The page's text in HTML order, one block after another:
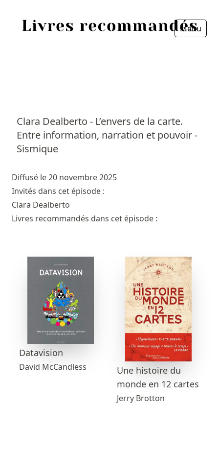
Menu
Clara Dealberto - L’envers de la carte.
Entre information, narration et pouvoir -
Sismique
Diffusé le 20 novembre 2025
Invités dans cet épisode :
Clara Dealberto
Livres recommandés dans cet épisode :
Datavision
David McCandless
Une histoire du
monde en 12 cartes
Jerry Brotton
Personnes
Livres les plus recommandés
Prix littéraires
Fermer